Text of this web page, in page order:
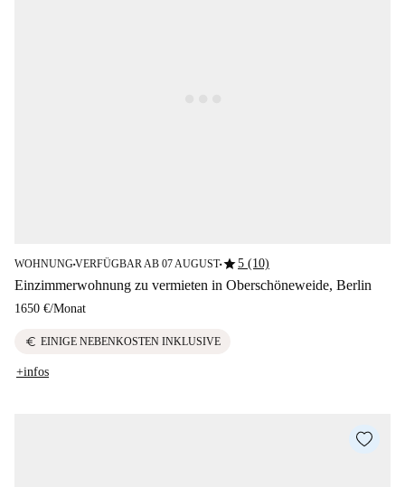
WOHNUNG■VERFÜGBAR AB 07 AUGUST■star5 (10)
Einzimmerwohnung zu vermieten in Oberschöneweide, Berlin
1650 €/Monat
euro EINIGE NEBENKOSTEN INKLUSIVE
+infos